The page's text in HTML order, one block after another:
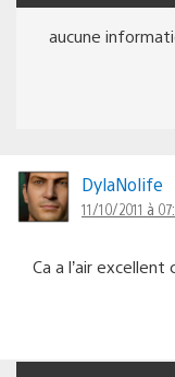
aucune
DylaNolife
11/10/2011 à
Ca a l’air